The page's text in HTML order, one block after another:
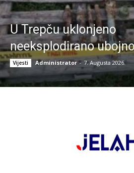
U Trepču uklonjeno
neeksplodirano
Vijesti Administrator - 7. Augusta 2026.